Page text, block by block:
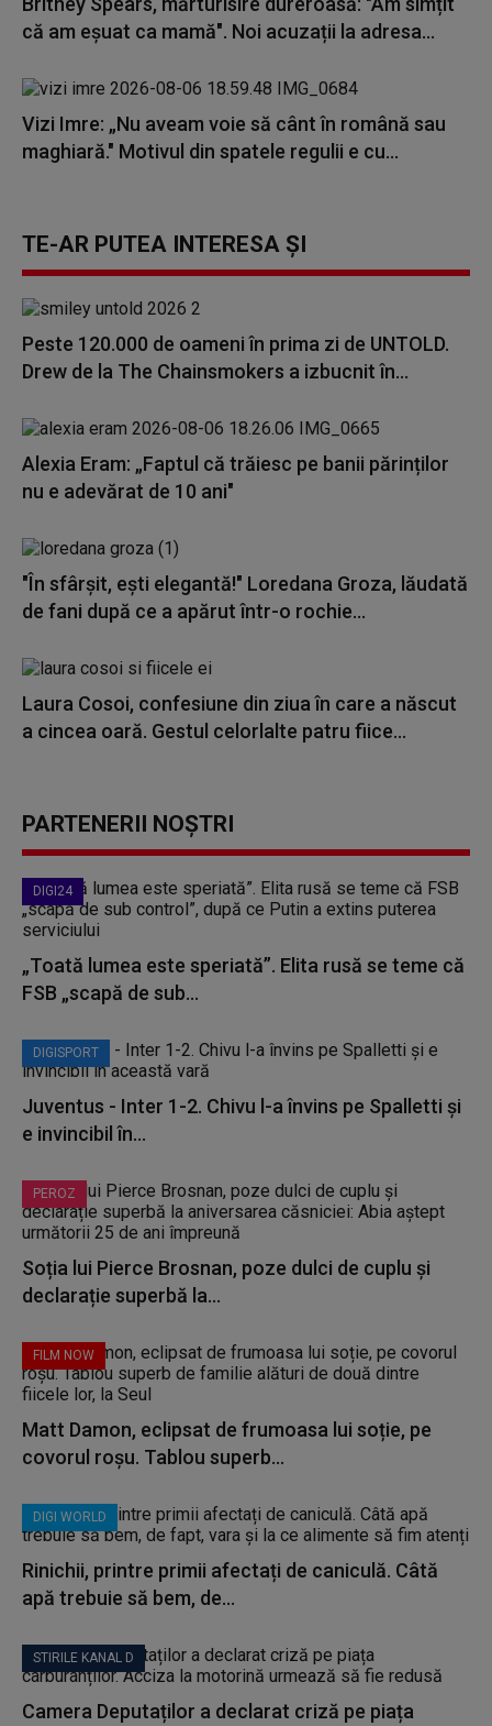
că am eșuat ca mamă". Noi acuzații la adresa...
Vizi Imre: „Nu aveam voie să cânt în română sau
maghiară." Motivul din spatele regulii e cu...
TE-AR PUTEA INTERESA ȘI
Peste 120.000 de oameni în prima zi de UNTOLD.
Drew de la The Chainsmokers a izbucnit în...
Alexia Eram: „Faptul că trăiesc pe banii părinților
nu e adevărat de 10 ani"
"În sfârșit, ești elegantă!" Loredana Groza, lăudată
de fani după ce a apărut într-o rochie...
Laura Cosoi, confesiune din ziua în care a născut
a cincea oară. Gestul celorlalte patru fiice...
PARTENERII NOȘTRI
DIGI24
„Toată lumea este speriată”. Elita rusă se teme că
FSB „scapă de sub...
DIGISPORT
Juventus - Inter 1-2. Chivu l-a învins pe Spalletti și
e invincibil în...
PEROZ
Soția lui Pierce Brosnan, poze dulci de cuplu și
declarație superbă la...
FILM NOW
Matt Damon, eclipsat de frumoasa lui soție, pe
covorul roșu. Tablou superb...
DIGI WORLD
Rinichii, printre primii afectați de caniculă. Câtă
apă trebuie să bem, de...
STIRILE KANAL D
Camera Deputaților a declarat criză pe piața